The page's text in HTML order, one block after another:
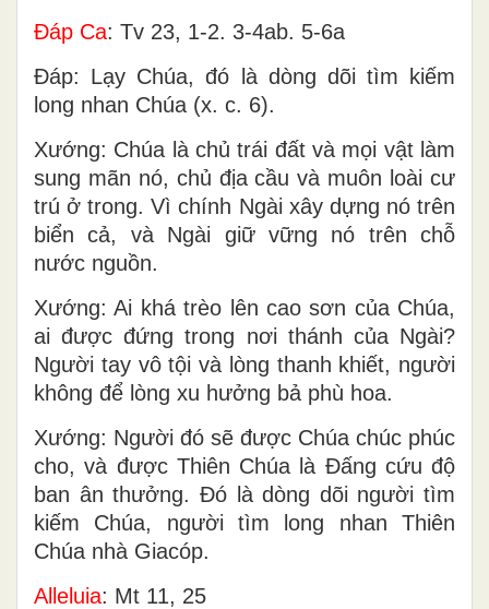
Ðáp Ca: Tv 23, 1-2. 3-4ab. 5-6a
Ðáp: Lạy Chúa, đó là dòng dõi tìm kiếm
long nhan Chúa (x. c. 6).
Xướng: Chúa là chủ trái đất và mọi vật làm
sung mãn nó, chủ địa cầu và muôn loài cư
trú ở trong. Vì chính Ngài xây dựng nó trên
biển cả, và Ngài giữ vững nó trên chỗ
nước nguồn.
Xướng: Ai khá trèo lên cao sơn của Chúa,
ai được đứng trong nơi thánh của Ngài?
Người tay vô tội và lòng thanh khiết, người
không để lòng xu hưởng bả phù hoa.
Xướng: Người đó sẽ được Chúa chúc phúc
cho, và được Thiên Chúa là Ðấng cứu độ
ban ân thưởng. Ðó là dòng dõi người tìm
kiếm Chúa, người tìm long nhan Thiên
Chúa nhà Giacóp.
Alleluia: Mt 11, 25